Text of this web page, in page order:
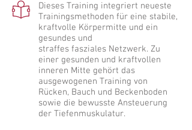
Dieses Training integriert neueste
Trainingsmethoden für eine stabile,
kraftvolle Körpermitte und ein
gesundes und
straffes fasziales Netzwerk. Zu
einer gesunden und kraftvollen
inneren Mitte gehört das
ausgewogenen Training von
Rücken, Bauch und Beckenboden
sowie die bewusste Ansteuerung
der Tiefenmuskulatur.